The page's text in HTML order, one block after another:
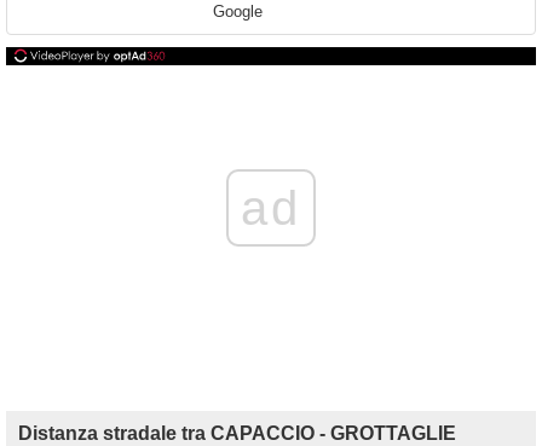
Google
ad
Distanza stradale tra CAPACCIO - GROTTAGLIE